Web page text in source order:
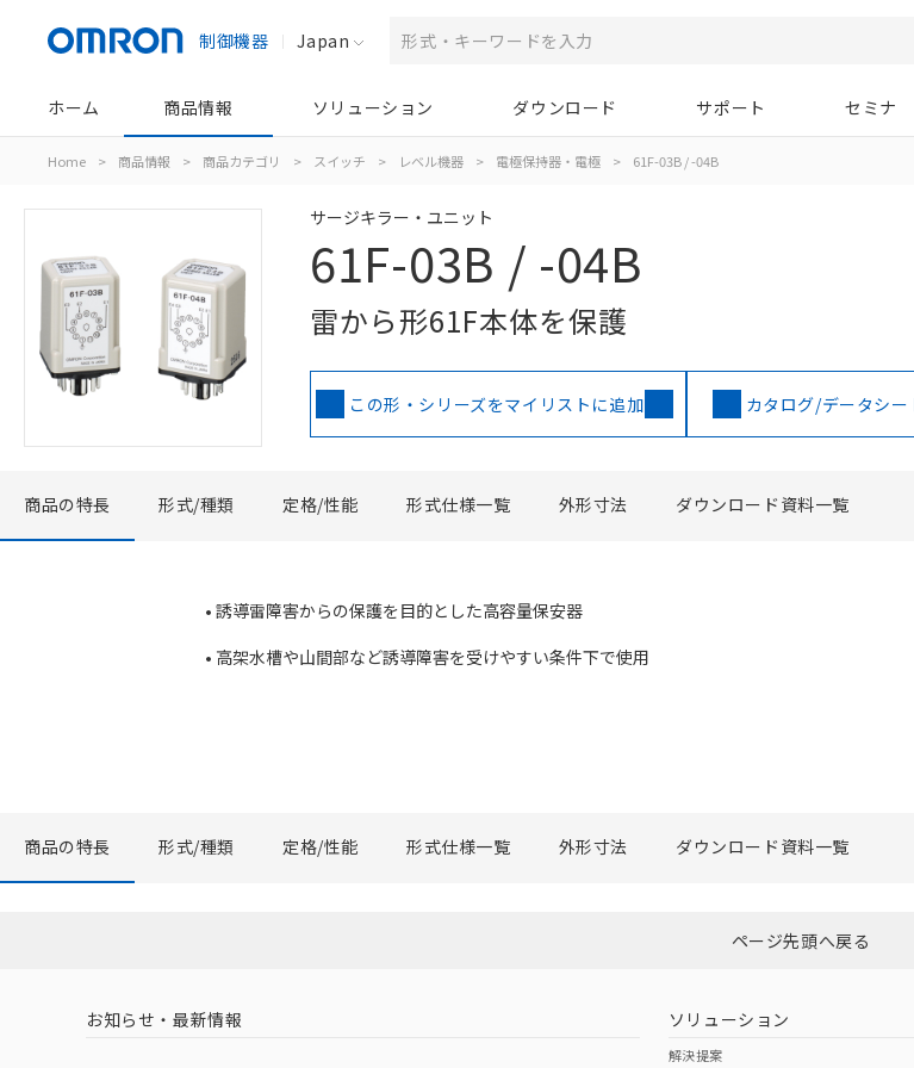
制御機器 Japan
ホーム 商品情報 ソリューション ダウンロード サポート セミナ
Home > 商品情報 > 商品カテゴリ > スイッチ > レベル機器 > 電極保持器・電極 > 61F-03B / -04B
サージキラー・ユニット
61F-03B / -04B
雷から形61F本体を保護
この形・シリーズをマイリストに追加 カタログ/データシ
商品の特長 形式/種類 定格/性能 形式仕様一覧 外形寸法 ダウンロード資料一覧
• 誘導雷障害からの保護を目的とした高容量保安器
• 高架水槽や山間部など誘導障害を受けやすい条件下で使用
商品の特長 形式/種類 定格/性能 形式仕様一覧 外形寸法 ダウンロード資料一覧
ページ先頭へ戻る
お知らせ・最新情報 ソリューション
解決提案